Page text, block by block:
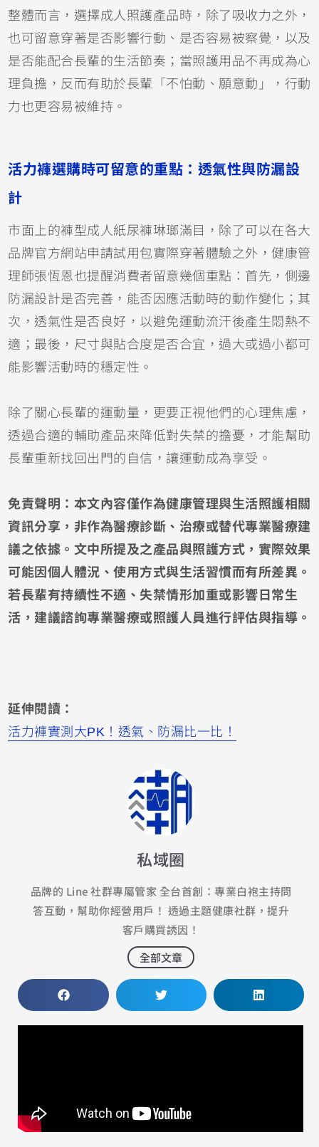
整體而言，選擇成人照護產品時，除了吸收力之外，
也可留意穿著是否影響行動、是否容易被察覺，以及
是否能配合長輩的生活節奏；當照護用品不再成為心
理負擔，反而有助於長輩「不怕動、願意動」，行動
力也更容易被維持。
活力褲選購時可留意的重點：透氣性與防漏設
計
市面上的褲型成人紙尿褲琳瑯滿目，除了可以在各大
品牌官方網站申請試用包實際穿著體驗之外，健康管
理師張恆恩也提醒消費者留意幾個重點：首先，側邊
防漏設計是否完善，能否因應活動時的動作變化；其
次，透氣性是否良好，以避免運動流汗後產生悶熱不
適；最後，尺寸與貼合度是否合宜，過大或過小都可
能影響活動時的穩定性。
除了關心長輩的運動量，更要正視他們的心理焦慮，
透過合適的輔助產品來降低對失禁的擔憂，才能幫助
長輩重新找回出門的自信，讓運動成為享受。
免責聲明：本文內容僅作為健康管理與生活照護相關
資訊分享，非作為醫療診斷、治療或替代專業醫療建
議之依據。文中所提及之產品與照護方式，實際效果
可能因個人體況、使用方式與生活習慣而有所差異。
若長輩有持續性不適、失禁情形加重或影響日常生
活，建議諮詢專業醫療或照護人員進行評估與指導。
延伸閱讀：
活力褲實測大PK！透氣、防漏比一比！
私域圈
品牌的 Line 社群專屬管家 全台首創：專業白袍主持問
答互動，幫助你經營用戶！ 透過主題健康社群，提升
客戶購買誘因！
全部文章